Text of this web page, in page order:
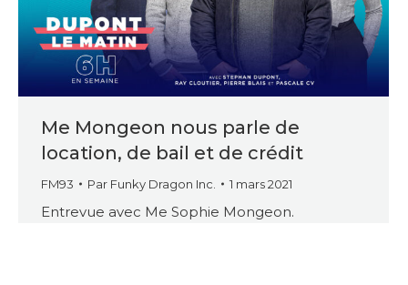
Me Mongeon nous parle de
location, de bail et de crédit
FM93 Par Funky Dragon Inc. 1 mars 2021
Entrevue avec Me Sophie Mongeon.